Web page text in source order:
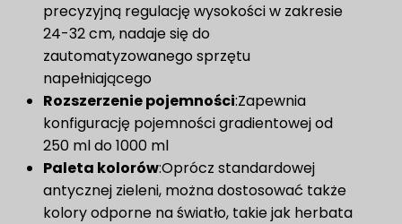
precyzyjną regulację wysokości w zakresie
24-32 cm, nadaje się do
zautomatyzowanego sprzętu
napełniającego
Rozszerzenie pojemności:Zapewnia
konfigurację pojemności gradientowej od
250 ml do 1000 ml
Paleta kolorów:Oprócz standardowej
antycznej zieleni, można dostosować także
kolory odporne na światło, takie jak herbata